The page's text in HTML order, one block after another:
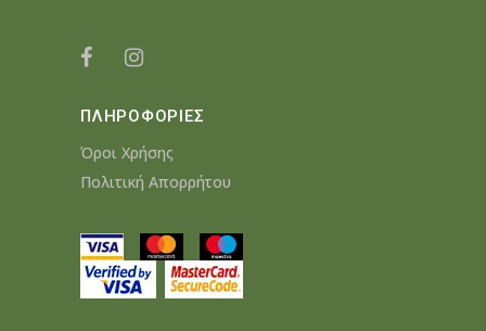
ΠΛΗΡΟΦΟΡΙΕΣ
Όροι Χρήσης
Πολιτική Απορρήτου